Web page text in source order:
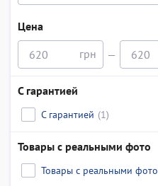
Цена
—
С гарантией
С гарантией (1)
Товары с реальными фото
Товары с реальными фото